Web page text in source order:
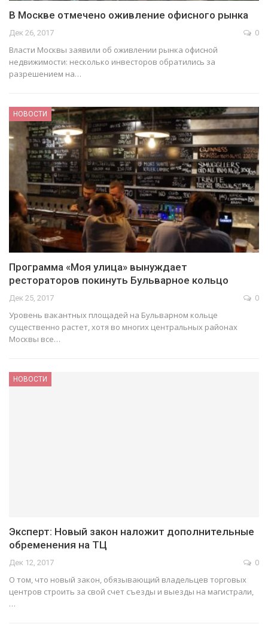
В Москве отмечено оживление офисного рынка
Дек 26, 2017 0
Власти Москвы заявили об оживлении рынка офисной
недвижимости: несколько инвесторов обратились за
разрешением на…
НОВОСТИ
Программа «Моя улица» вынуждает
рестораторов покинуть Бульварное кольцо
Дек 25, 2017 0
Уровень вакантных площадей на Бульварном кольце
существенно растет, хотя во многих центральных районах
Москвы все…
НОВОСТИ
Эксперт: Новый закон наложит дополнительные
обременения на ТЦ
Дек 12, 2017 0
О том, что новый закон, обязывающий владельцев торговых
центров строить за свой счет съезды и выезды на магистрали,
…